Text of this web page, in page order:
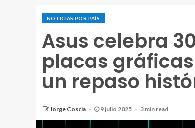
NOTICIAS POR PAÍS
Asus celebra
placas
un repaso
Jorge Coscia 9 julio 2025 3 min read